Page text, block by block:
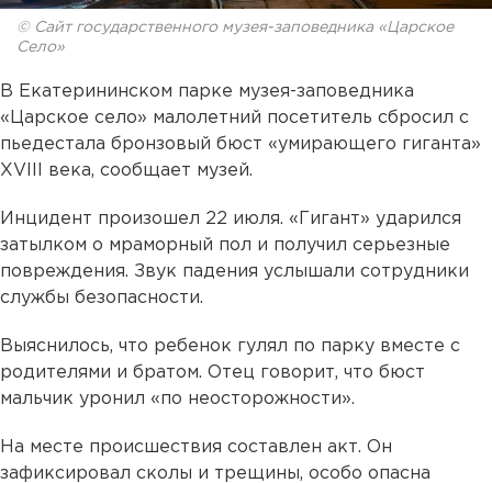
© Сайт государственного музея-заповедника «Царское
Село»
В Екатерининском парке музея-заповедника
«Царское село» малолетний посетитель сбросил с
пьедестала бронзовый бюст «умирающего гиганта»
XVIII века, сообщает музей.
Инцидент произошел 22 июля. «Гигант» ударился
затылком о мраморный пол и получил серьезные
повреждения. Звук падения услышали сотрудники
службы безопасности.
Выяснилось, что ребенок гулял по парку вместе с
родителями и братом. Отец говорит, что бюст
мальчик уронил «по неосторожности».
На месте происшествия составлен акт. Он
зафиксировал сколы и трещины, особо опасна